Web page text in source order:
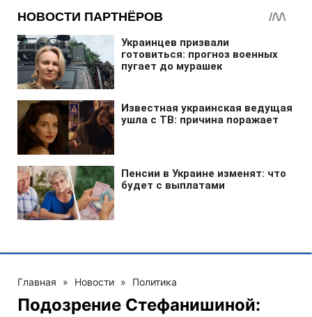
Главная » Новости » Политика
Подозрение Стефанишиной: